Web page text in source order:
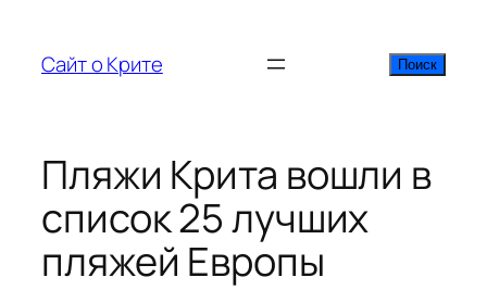
содержимому
Сайт о Крите Поиск
Поиск
Пляжи Крита вошли в
список 25 лучших
пляжей Европы